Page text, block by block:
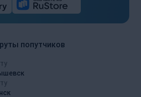
попутчиков